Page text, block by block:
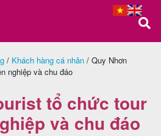
/ Khách hàng cá nhân / Quy Nhơn
nghiệp và chu đáo
tổ chức tour
và chu đáo